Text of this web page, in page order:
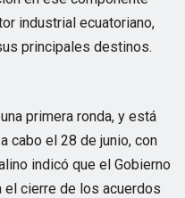
industrial ecuatoriano,
principales destinos.
primera ronda, y está
cabo el 28 de junio, con
indicó que el Gobierno
el cierre de los acuerdos